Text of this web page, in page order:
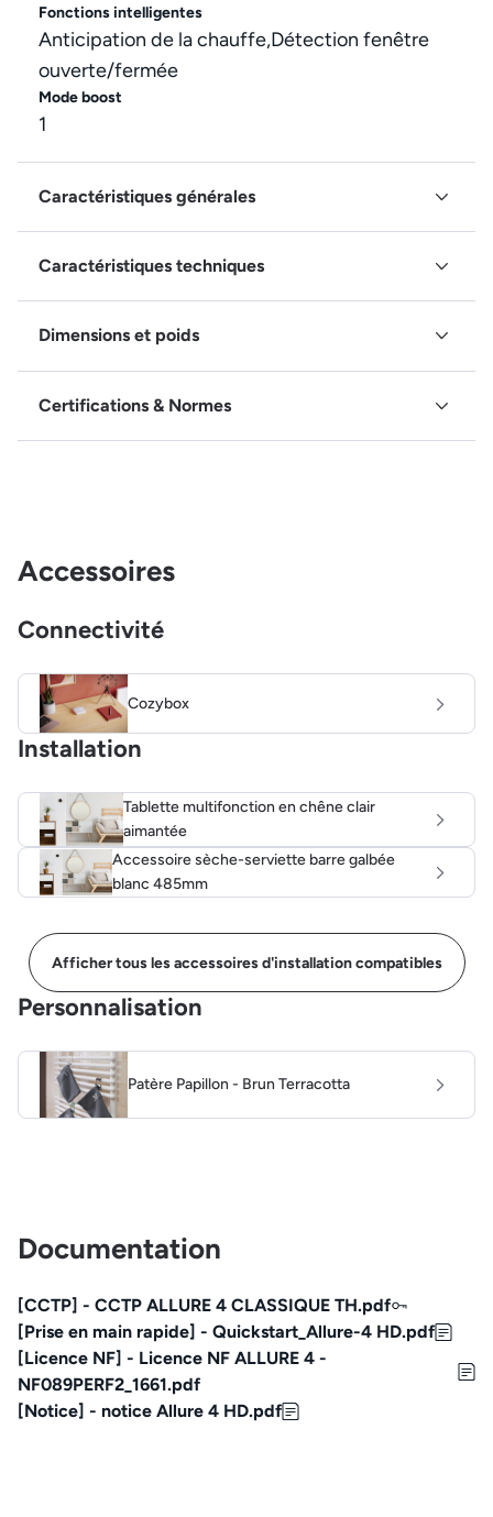
Fonctions intelligentes
Anticipation de la chauffe,Détection fenêtre
ouverte/fermée
Mode boost
1
Caractéristiques générales
Caractéristiques techniques
Dimensions et poids
Certifications & Normes
Accessoires
Connectivité
Cozybox
Installation
Tablette multifonction en chêne clair
aimantée
Accessoire sèche-serviette barre galbée
blanc 485mm
Afficher tous les accessoires d'installation compatibles
Personnalisation
Patère Papillon - Brun Terracotta
Documentation
[CCTP] - CCTP ALLURE 4 CLASSIQUE TH.pdf
[Prise en main rapide] - Quickstart_Allure-4 HD.pdf
[Licence NF] - Licence NF ALLURE 4 -
NF089PERF2_1661.pdf
[Notice] - notice Allure 4 HD.pdf